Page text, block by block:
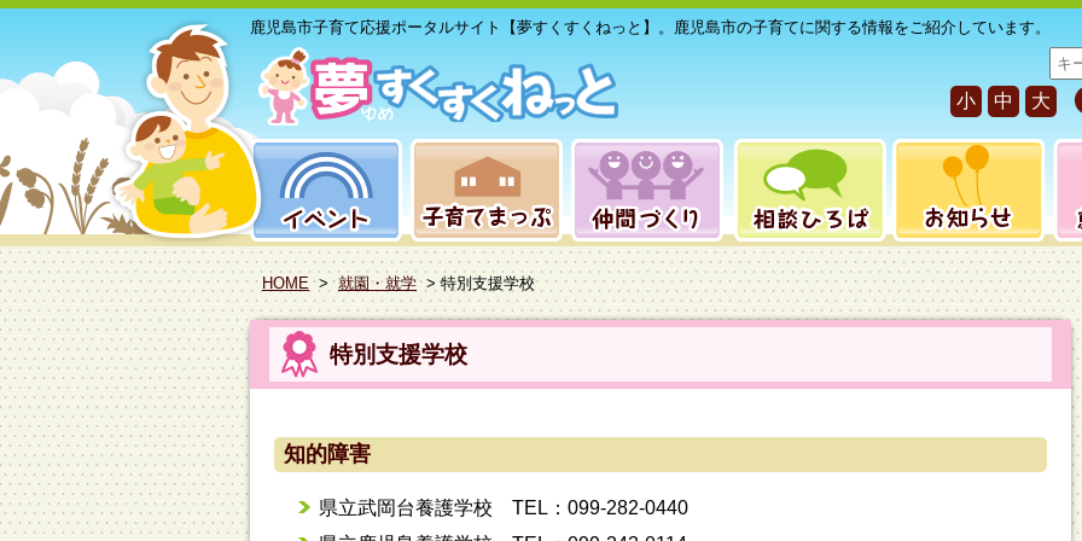
鹿児島市子育て応援ポータルサイト【夢すくすくねっと】。鹿児島市の子育てに関する情報をご紹介しています。
サ
イ
ト
内
小 中 大
HOME > 就園・就学 > 特別支援学校
特別支援学校
知的障害
県立武岡台養護学校 TEL：099-282-0440